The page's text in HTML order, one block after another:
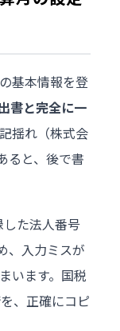
基本情報を登
書と完全に一
揺れ（株式会
ると、後で書
た法人番号
、入力ミスが
います。国税
、正確にコピ